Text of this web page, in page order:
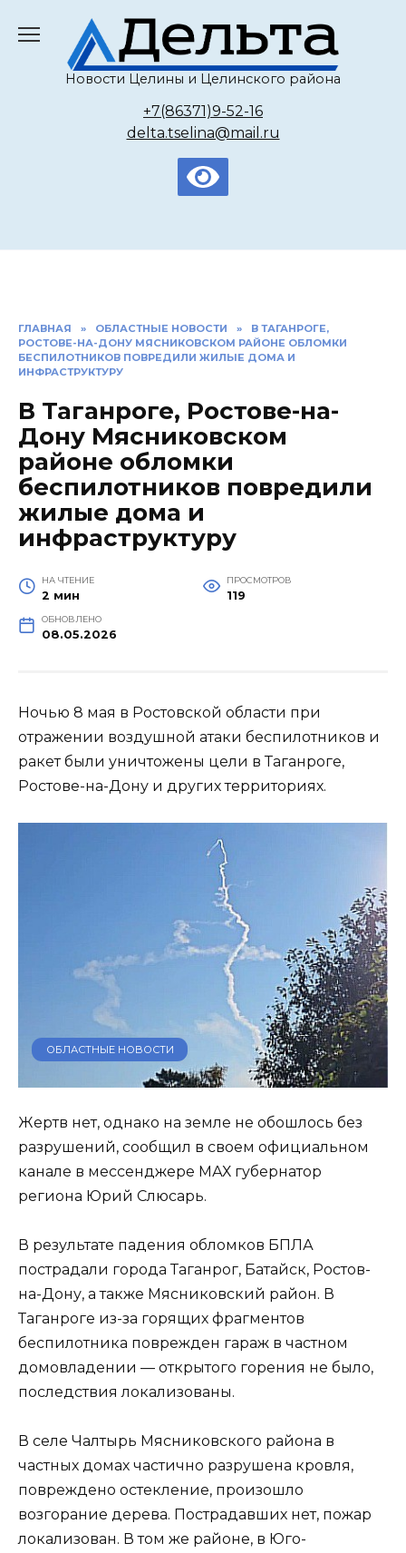
содержанию
Новости Целины и Целинского района
+7(86371)9-52-16
delta.tselina@mail.ru
ГЛАВНАЯ » ОБЛАСТНЫЕ НОВОСТИ »
В ТАГАНРОГЕ,
РОСТОВЕ-НА-ДОНУ МЯСНИКОВСКОМ РАЙОНЕ ОБЛОМКИ
БЕСПИЛОТНИКОВ ПОВРЕДИЛИ ЖИЛЫЕ ДОМА И
ИНФРАСТРУКТУРУ
В Таганроге, Ростове-на-
Дону Мясниковском
районе обломки
беспилотников повредили
жилые дома и
инфраструктуру
НА ЧТЕНИЕ
2 мин
ПРОСМОТРОВ
119
ОБНОВЛЕНО
08.05.2026
Ночью 8 мая в Ростовской области при
отражении воздушной атаки беспилотников и
ракет были уничтожены цели в Таганроге,
Ростове-на-Дону и других территориях.
ОБЛАСТНЫЕ НОВОСТИ
Жертв нет, однако на земле не обошлось без
разрушений, сообщил в своем официальном
канале в мессенджере МАХ губернатор
региона Юрий Слюсарь.
В результате падения обломков БПЛА
пострадали города Таганрог, Батайск, Ростов-
на-Дону, а также Мясниковский район. В
Таганроге из-за горящих фрагментов
беспилотника поврежден гараж в частном
домовладении — открытого горения не было,
последствия локализованы.
В селе Чалтырь Мясниковского района в
частных домах частично разрушена кровля,
повреждено остекление, произошло
возгорание дерева. Пострадавших нет, пожар
локализован. В том же районе, в Юго-